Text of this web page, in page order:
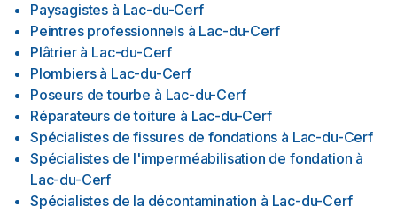
Paysagistes à Lac-du-Cerf
Peintres professionnels à Lac-du-Cerf
Plâtrier à Lac-du-Cerf
Plombiers à Lac-du-Cerf
Poseurs de tourbe à Lac-du-Cerf
Réparateurs de toiture à Lac-du-Cerf
Spécialistes de fissures de fondations à Lac-du-Cerf
Spécialistes de l'imperméabilisation de fondation à
Lac-du-Cerf
Spécialistes de la décontamination à Lac-du-Cerf